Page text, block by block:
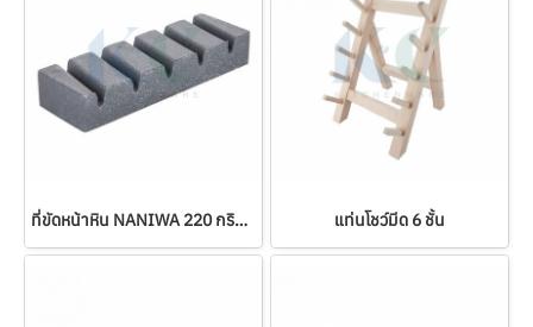
ที่ขัดหน้าหิน NANIWA 220 กริท (A-102) แท่นโชว์มีด 6 ชั้น